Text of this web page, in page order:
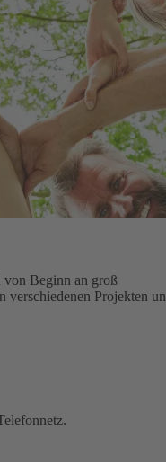
Beginn an groß
verschiedenen Projekten